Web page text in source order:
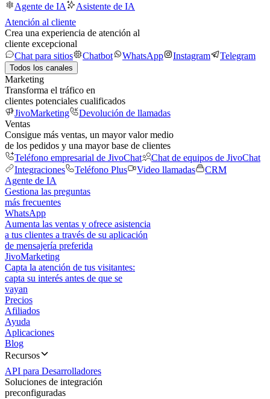
Agente de IA
Asistente de IA
Atención al cliente
Crea una experiencia de atención al
cliente excepcional
Chat para sitios
Chatbot WhatsApp Instagram Telegram
Todos los canales
Marketing
Transforma el tráfico en
clientes potenciales cualificados
JivoMarketing
Devolución de llamadas
Ventas
Consigue más ventas, un mayor valor medio
de los pedidos y una mayor base de clientes
Teléfono empresarial de JivoChat
Chat de equipos de JivoChat
Integraciones
Teléfono Plus Video llamadas
CRM
Agente de IA
Gestiona las preguntas
más frecuentes
WhatsApp
Aumenta las ventas y ofrece asistencia
a tus clientes a través de su aplicación
de mensajería preferida
JivoMarketing
Capta la atención de tus visitantes:
capta su interés antes de que se
vayan
Precios
Afiliados
Ayuda
Aplicaciones
Blog
Recursos
API para Desarrolladores
Soluciones de integración
preconfiguradas